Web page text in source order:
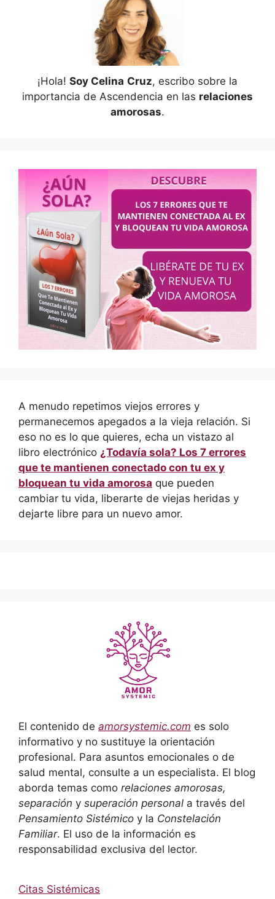
¡Hola! Soy Celina Cruz, escribo sobre la
importancia de Ascendencia en las relaciones
amorosas.
A menudo repetimos viejos errores y
permanecemos apegados a la vieja relación. Si
eso no es lo que quieres, echa un vistazo al
libro electrónico ¿Todavía sola? Los 7 errores
que te mantienen conectado con tu ex y
bloquean tu vida amorosa que pueden
cambiar tu vida, liberarte de viejas heridas y
dejarte libre para un nuevo amor.
El contenido de amorsystemic.com es solo
informativo y no sustituye la orientación
profesional. Para asuntos emocionales o de
salud mental, consulte a un especialista. El blog
aborda temas como relaciones amorosas,
separación y superación personal a través del
Pensamiento Sistémico y la Constelación
Familiar. El uso de la información es
responsabilidad exclusiva del lector.
Citas Sistémicas